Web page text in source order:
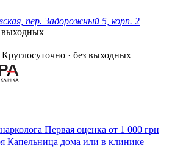
пер. Задорожный 5, корп. 2
выходных
Круглосуточно · без выходных
Первая оценка от 1 000 грн
Капельница дома или в клинике